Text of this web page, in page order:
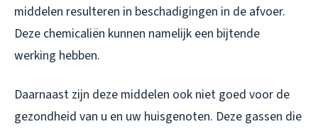
middelen resulteren in beschadigingen in de afvoer.
Deze chemicaliën kunnen namelijk een bijtende
werking hebben.
Daarnaast zijn deze middelen ook niet goed voor de
gezondheid van u en uw huisgenoten. Deze gassen die